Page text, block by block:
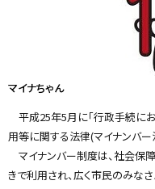
マイナちゃん
平成25年5月に「行政手続に
用等に関する法律(マイナンバー
マイナンバー制度は、社会保
きで利用され、広く市民のみな